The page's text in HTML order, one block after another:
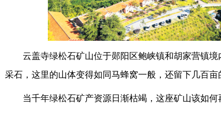
云盖寺绿松石矿山位于郧阳区鲍峡镇和胡家营镇
采石，这里的山体变得如同马蜂窝一般，还留下几百
当千年绿松石矿产资源日渐枯竭，这座矿山该如